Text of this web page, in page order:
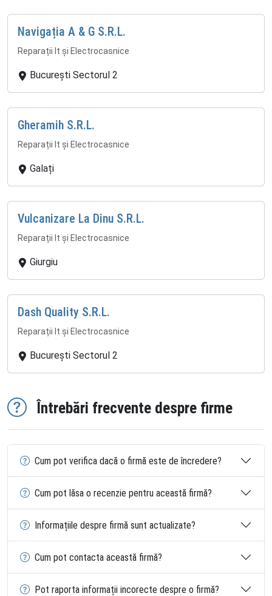
Navigația A & G S.R.L.
Reparații It și Electrocasnice
București Sectorul 2
Gheramih S.R.L.
Reparații It și Electrocasnice
Galați
Vulcanizare La Dinu S.R.L.
Reparații It și Electrocasnice
Giurgiu
Dash Quality S.R.L.
Reparații It și Electrocasnice
București Sectorul 2
Întrebări frecvente despre firme
Cum pot verifica dacă o firmă este de încredere?
Cum pot lăsa o recenzie pentru această firmă?
Informațiile despre firmă sunt actualizate?
Cum pot contacta această firmă?
Pot raporta informații incorecte despre o firmă?